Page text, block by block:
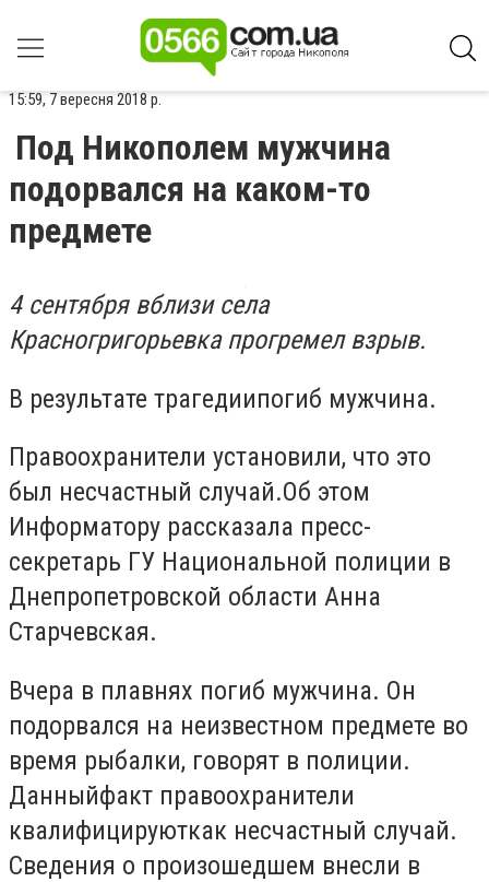
15:59, 7 вересня 2018 р.
Под Никополем мужчина
подорвался на каком-то
предмете
4 сентября вблизи села
Красногригорьевка прогремел взрыв.
В результате трагедиипогиб мужчина.
Правоохранители установили, что это
был несчастный случай.Об этом
Информатору рассказала пресс-
секретарь ГУ Национальной полиции в
Днепропетровской области Анна
Старчевская.
Вчера в плавнях погиб мужчина. Он
подорвался на неизвестном предмете во
время рыбалки, говорят в полиции.
Данныйфакт правоохранители
квалифицируюткак несчастный случай.
Сведения о произошедшем внесли в